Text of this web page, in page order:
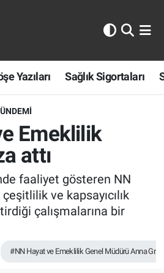
Yazıları Sağlık Sigortaları
Emeklilik
attı
faaliyet gösteren NN
ve kapsayıcılık
çalışmalarına bir
#NN Hayat ve Emeklilik Genel Müdürü Anna